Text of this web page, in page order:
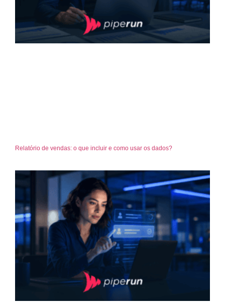
Relatório de vendas: o que incluir e como usar os dados?